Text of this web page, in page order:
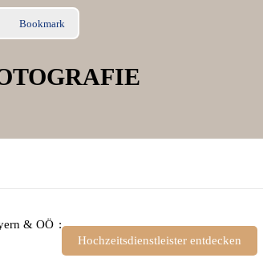
Bookmark
& OÖ
Hochzeitsdienstleister entdecken